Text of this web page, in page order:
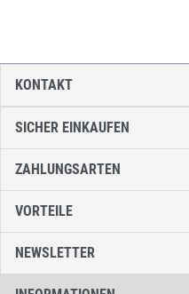
SICHER EINKAUFEN
ZAHLUNGSARTEN
VORTEILE
NEWSLETTER
KONTAKT